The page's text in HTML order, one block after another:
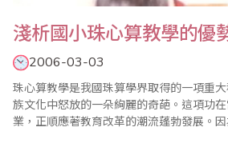
淺析國小珠心算教學的優
2006-03-03
珠心算教學是我國珠算學界取得的一項重
族文化中怒放的一朵絢麗的奇葩。這項功
業，正順應著教育改革的潮流蓬勃發展。